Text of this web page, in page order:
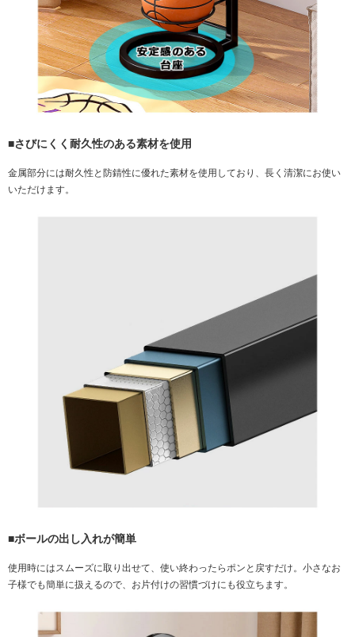
■さびにくく耐久性のある素材を使用
金属部分には耐久性と防錆性に優れた素材を使用しており、長く清潔にお使い
いただけます。
■ボールの出し入れが簡単
使用時にはスムーズに取り出せて、使い終わったらポンと戻すだけ。小さなお
子様でも簡単に扱えるので、お片付けの習慣づけにも役立ちます。